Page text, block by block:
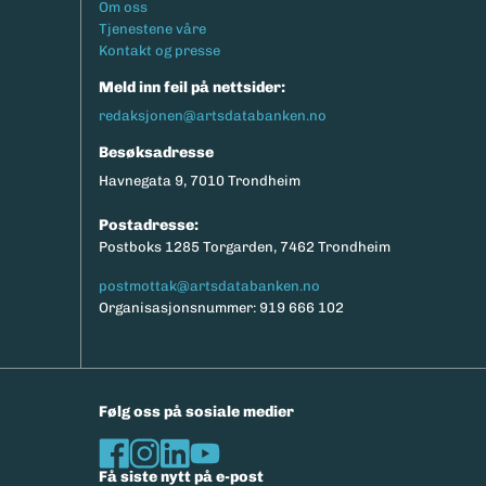
eksport av relevante parametere.
Footermeny
Om oss
Tjenestene våre
Kontakt og presse
Meld inn feil på nettsider:
redaksjonen@artsdatabanken.no
Besøksadresse
Havnegata 9, 7010 Trondheim
Postadresse:
Postboks 1285 Torgarden, 7462 Trondheim
postmottak@artsdatabanken.no
Organisasjonsnummer: 919 666 102
Følg oss på sosiale medier
Få siste nytt på e-post